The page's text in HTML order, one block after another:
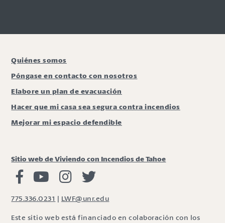
Quiénes somos
Póngase en contacto con nosotros
Elabore un plan de evacuación
Hacer que mi casa sea segura contra incendios
Mejorar mi espacio defendible
Sitio web de Viviendo con Incendios de Tahoe
Viviendo con Incendios Facebook
Vivir con fuego Youtube
Vivir con fuego Instagram
775.336.0231 | LWF@unr.edu
Este sitio web está financiado en colaboración con los